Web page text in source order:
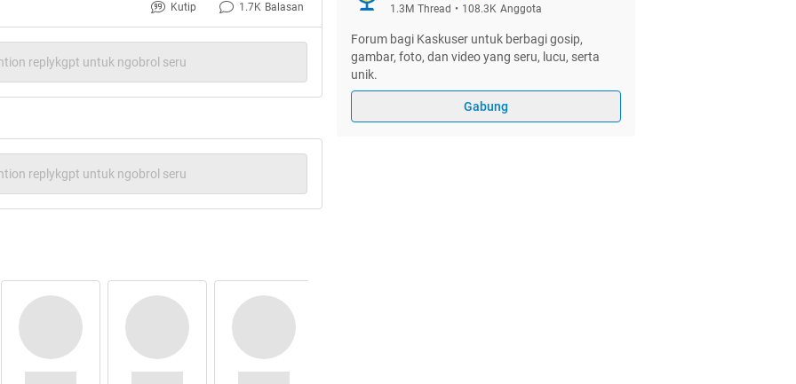
dalam keadaan kepanasan atau
air langsung ke kepala saat
mengguyur air langsung ke kepala
bisa menyebabkan stroke.
manusia baik yang berada di dalam
aktivitas otak. Otak berfungsi untuk
secara normal, maka sesuatu yang
SpS (K), dokter spesialis saraf
Kutip 1.7K Balasan
replykgpt untuk ngobrol seru
replykgpt untuk ngobrol seru
1.3M Thread • 108.3K Anggota
Forum bagi Kaskuser untuk berbagi gosip,
gambar, foto, dan video yang seru, lucu, serta
unik.
Gabung